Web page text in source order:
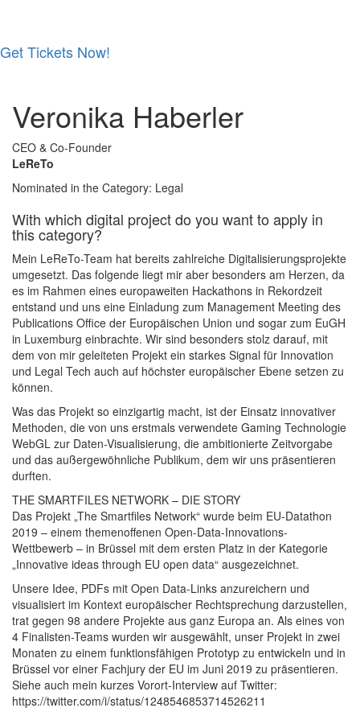
Get Tickets Now!
content
Veronika Haberler
CEO & Co-Founder
LeReTo
Nominated in the Category: Legal
With which digital project do you want to apply in
this category?
Mein LeReTo-Team hat bereits zahlreiche Digitalisierungsprojekte
umgesetzt. Das folgende liegt mir aber besonders am Herzen, da
es im Rahmen eines europaweiten Hackathons in Rekordzeit
entstand und uns eine Einladung zum Management Meeting des
Publications Office der Europäischen Union und sogar zum EuGH
in Luxemburg einbrachte. Wir sind besonders stolz darauf, mit
dem von mir geleiteten Projekt ein starkes Signal für Innovation
und Legal Tech auch auf höchster europäischer Ebene setzen zu
können.
Was das Projekt so einzigartig macht, ist der Einsatz innovativer
Methoden, die von uns erstmals verwendete Gaming Technologie
WebGL zur Daten-Visualisierung, die ambitionierte Zeitvorgabe
und das außergewöhnliche Publikum, dem wir uns präsentieren
durften.
THE SMARTFILES NETWORK – DIE STORY
Das Projekt „The Smartfiles Network“ wurde beim EU-Datathon
2019 – einem themenoffenen Open-Data-Innovations-
Wettbewerb – in Brüssel mit dem ersten Platz in der Kategorie
„Innovative ideas through EU open data“ ausgezeichnet.
Unsere Idee, PDFs mit Open Data-Links anzureichern und
visualisiert im Kontext europäischer Rechtsprechung darzustellen,
trat gegen 98 andere Projekte aus ganz Europa an. Als eines von
4 Finalisten-Teams wurden wir ausgewählt, unser Projekt in zwei
Monaten zu einem funktionsfähigen Prototyp zu entwickeln und in
Brüssel vor einer Fachjury der EU im Juni 2019 zu präsentieren.
Siehe auch mein kurzes Vorort-Interview auf Twitter:
https://twitter.com/i/status/1248546853714526211